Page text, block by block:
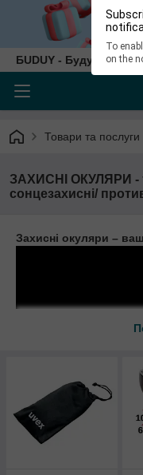
To
on the
БUDUY - Будуй як
Товари та послуги
ЗАХИСНІ ОКУЛЯРИ -
сонцезахисні/
Захисні окуляри –
Сучасний захист для
функціональність,
швидкому прогресу в
очікування наших
захисних окулярів.
Очі є одними з